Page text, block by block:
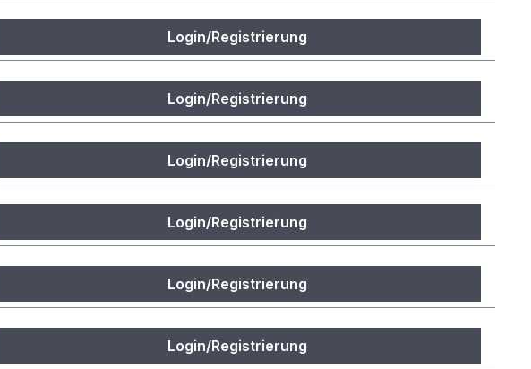
Login/Registrierung
Login/Registrierung
Login/Registrierung
Login/Registrierung
Login/Registrierung
Login/Registrierung